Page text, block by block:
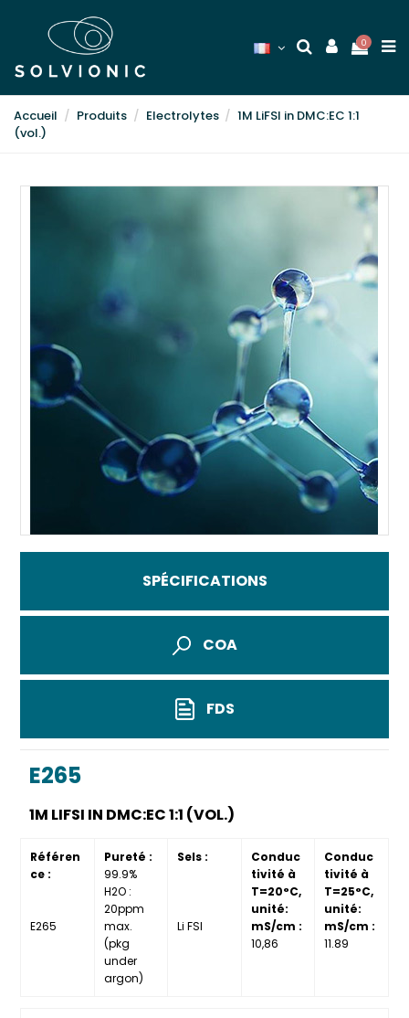
0
Accueil Produits Electrolytes
1M LiFSI in DMC:EC 1:1
(vol.)
SPÉCIFICATIONS
COA
FDS
E265
1M LIFSI IN DMC:EC 1:1 (VOL.)
Référen
ce :
E265
Pureté :
99.9%
H2O :
20ppm
max.
(pkg
under
argon)
Sels :
Li FSI
Conduc
tivité à
T=20°C,
unité:
mS/cm :
10,86
Conduc
tivité à
T=25°C,
unité:
mS/cm :
11.89